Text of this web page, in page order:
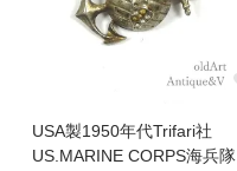
USA製1950年代Trifari社
US.MARINE CORPS海兵隊